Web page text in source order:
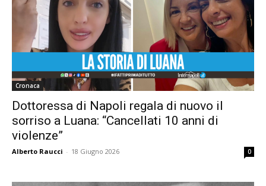
Cronaca
Dottoressa di Napoli regala di nuovo il
sorriso a Luana: “Cancellati 10 anni di
violenze”
Alberto Raucci - 18 Giugno 2026 0